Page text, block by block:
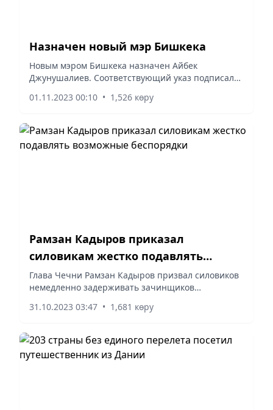
Назначен новый мэр Бишкека
Новым мэром Бишкека назначен Айбек
Джунушалиев. Соответствующий указ подписал
01.11.2023 00:10 • 1,526 көру
Рамзан Кадыров приказал
силовикам жестко подавлять
возможные беспорядки
Глава Чечни Рамзан Кадыров призвал силовиков
немедленно задерживать зачинщиков
три предупредительных выстрела – пустить ему
31.10.2023 03:47 • 1,681 көру